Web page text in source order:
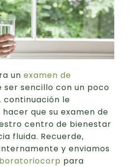
un examen de
ser sencillo con un poco
continuación le
que su examen de
centro de bienestar
fluida. Recuerde,
y enviamos
para